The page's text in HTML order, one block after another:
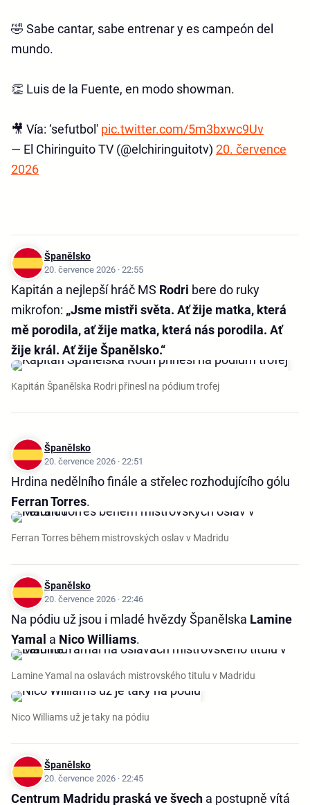
🤣 Sabe cantar, sabe entrenar y es campeón del
mundo.
👏 Luis de la Fuente, en modo showman.
🎥 Vía: ‘sefutbol' pic.twitter.com/5m3bxwc9Uv
— El Chiringuito TV (@elchiringuitotv) 20. července
2026
Španělsko
20. července 2026 · 22:55
Kapitán a nejlepší hráč MS Rodri bere do ruky
mikrofon: „Jsme mistři světa. Ať žije matka, která
mě porodila, ať žije matka, která nás porodila. Ať
žije král. Ať žije Španělsko.“
Kapitán Španělska Rodri přinesl na pódium trofej
Španělsko
20. července 2026 · 22:51
Hrdina nedělního finále a střelec rozhodujícího gólu
Ferran Torres.
Ferran Torres během mistrovských oslav v Madridu
Španělsko
20. července 2026 · 22:46
Na pódiu už jsou i mladé hvězdy Španělska Lamine
Yamal a Nico Williams.
Lamine Yamal na oslavách mistrovského titulu v Madridu
Nico Williams už je taky na pódiu
Španělsko
20. července 2026 · 22:45
Centrum Madridu praská ve švech a postupně vítá